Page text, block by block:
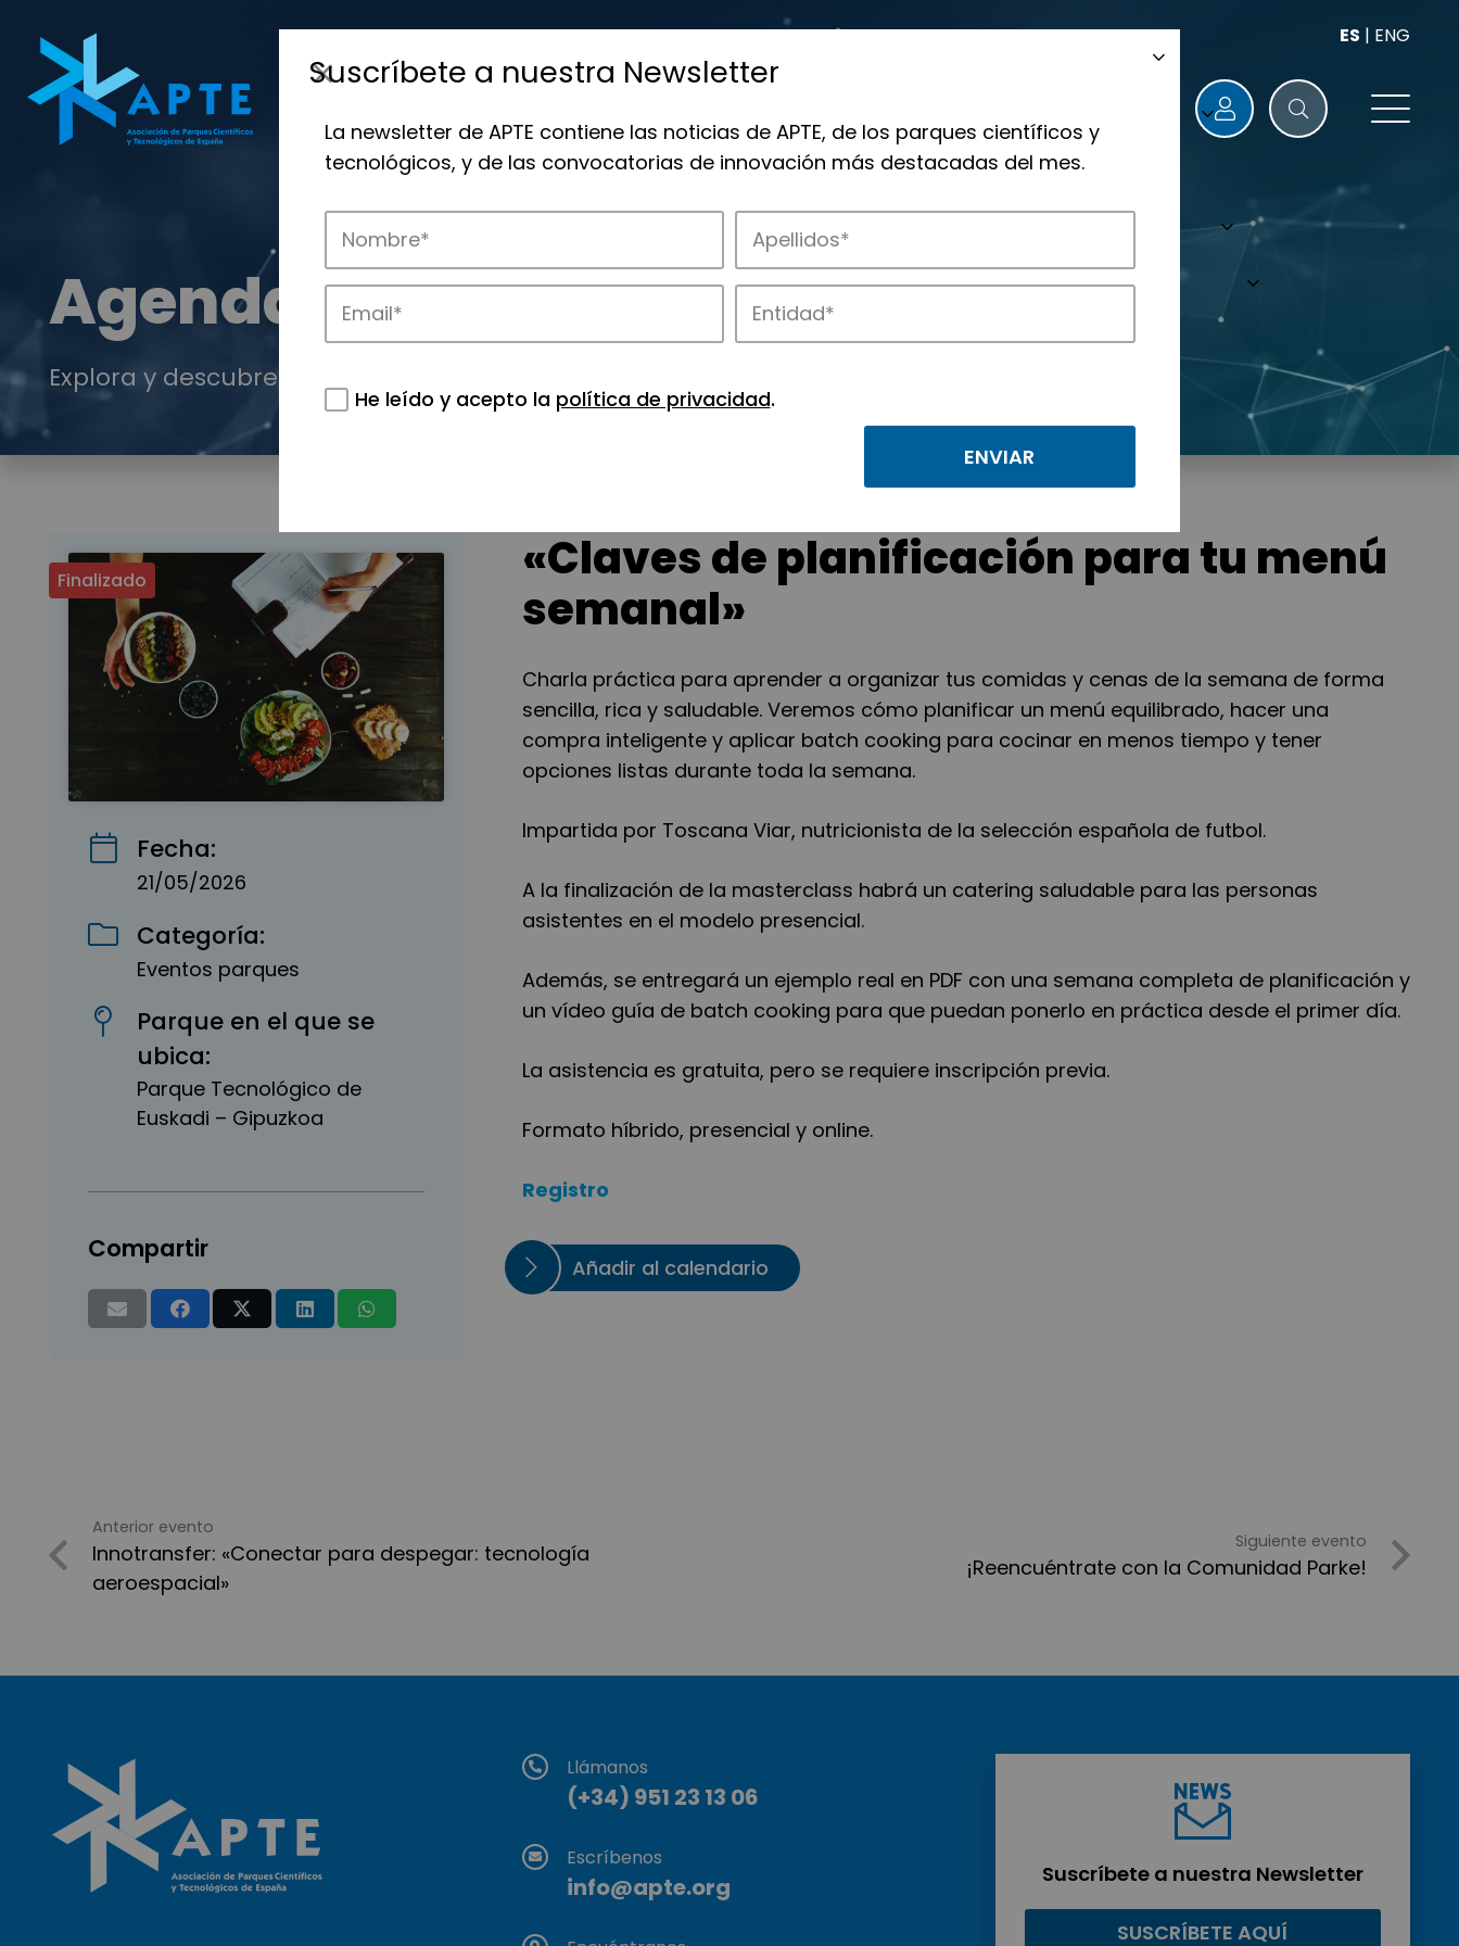
ES | ENG
Agenda
Explora y descubre los eventos de APTE y de sus parques científicos y tecnológicos.
Finalizado
Fecha:
21/05/2026
Categoría:
Eventos parques
Parque en el que se
ubica:
Parque Tecnológico de
Euskadi – Gipuzkoa
Compartir
«Claves de planificación para tu menú
semanal»
Charla práctica para aprender a organizar tus comidas y cenas de la semana de forma
sencilla, rica y saludable. Veremos cómo planificar un menú equilibrado, hacer una
compra inteligente y aplicar batch cooking para cocinar en menos tiempo y tener
opciones listas durante toda la semana.
Impartida por Toscana Viar, nutricionista de la selección española de futbol.
A la finalización de la masterclass habrá un catering saludable para las personas
asistentes en el modelo presencial.
Además, se entregará un ejemplo real en PDF con una semana completa de planificación y
un vídeo guía de batch cooking para que puedan ponerlo en práctica desde el primer día.
La asistencia es gratuita, pero se requiere inscripción previa.
Formato híbrido, presencial y online.
Registro
Añadir al calendario
Anterior evento
Innotransfer: «Conectar para despegar: tecnología
aeroespacial»
Siguiente evento
¡Reencuéntrate con la Comunidad Parke!
Llámanos
(+34) 951 23 13 06
Escríbenos
info@apte.org Suscríbete a nuestra Newsletter
SUSCRÍBETE AQUÍ
Suscríbete a nuestra Newsletter
La newsletter de APTE contiene las noticias de APTE, de los parques científicos y
tecnológicos, y de las convocatorias de innovación más destacadas del mes.
He leído y acepto la política de privacidad.